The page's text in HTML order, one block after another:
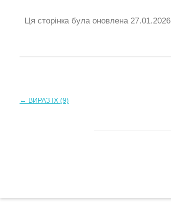
Ця сторінка була оновлена 27.01.2026
Навігація
← ВИРАЗ IX (9)